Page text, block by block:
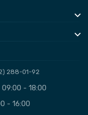
288-01-92
- 18:00
- 16:00